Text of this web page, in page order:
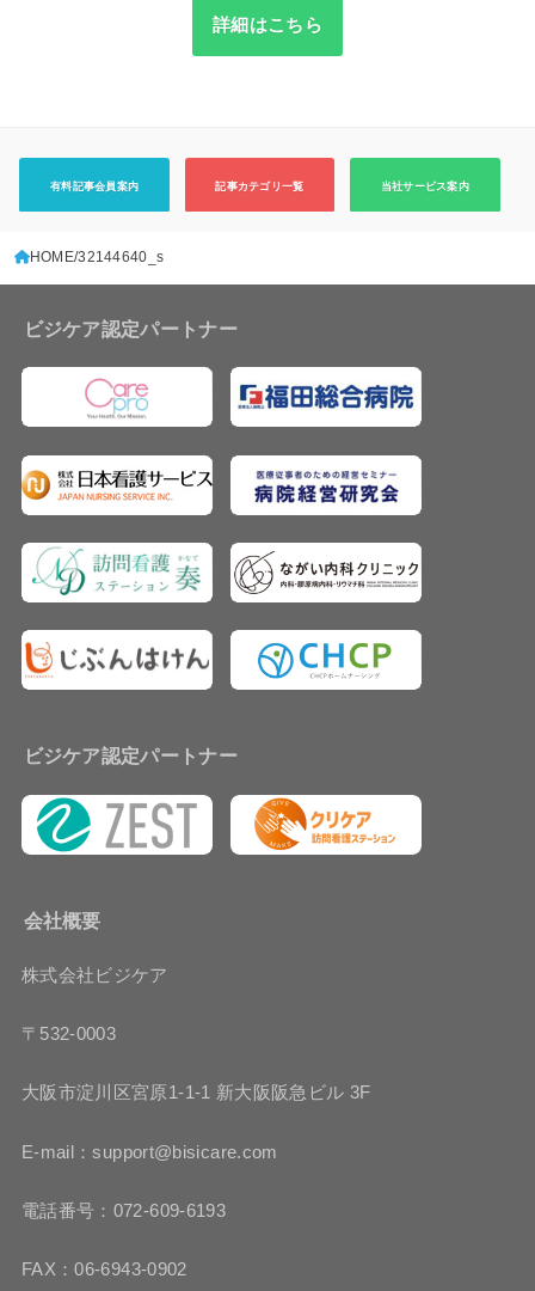
詳細はこちら
有料記事会員案内 記事カテゴリ一覧 当社サービス案内
HOME 32144640_s
ビジケア認定パートナー
ビジケア認定パートナー
会社概要
株式会社ビジケア
〒532-0003
大阪市淀川区宮原1-1-1 新大阪阪急ビル 3F
E-mail：support@bisicare.com
電話番号：072-609-6193
FAX：06-6943-0902